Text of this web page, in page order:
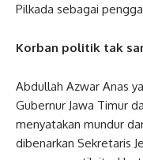
Pilkada sebagai
Korban politik tak
Abdullah Azwar Anas
Gubernur Jawa Timur
menyatakan mundur
dibenarkan Sekretaris